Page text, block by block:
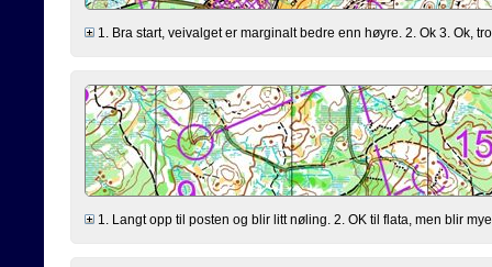
1. Bra start, veivalget er marginalt bedre enn høyre. 2. Ok 3. Ok,
1. Langt opp til posten og blir litt nøling. 2. OK til flata, men blir